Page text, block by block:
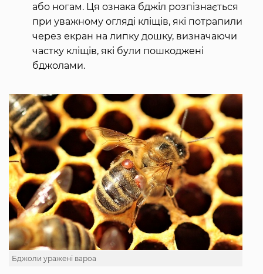
або ногам. Ця ознака бджіл розпізнається
при уважному огляді кліщів, які потрапили
через екран на липку дошку, визначаючи
частку кліщів, які були пошкоджені
бджолами.
Бджоли уражені вароа